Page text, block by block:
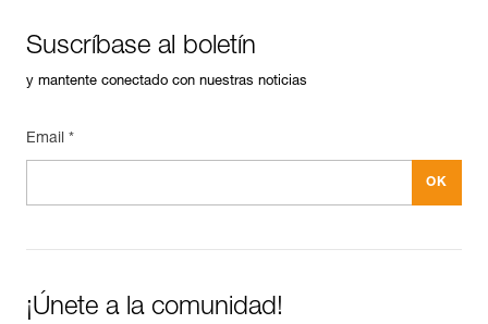
Suscríbase al boletín
y mantente conectado con nuestras noticias
Email *
¡Únete a la comunidad!